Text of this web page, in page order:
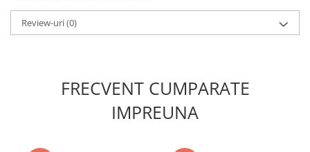
Review-uri(0)
FRECVENT CUMPARATE
IMPREUNA